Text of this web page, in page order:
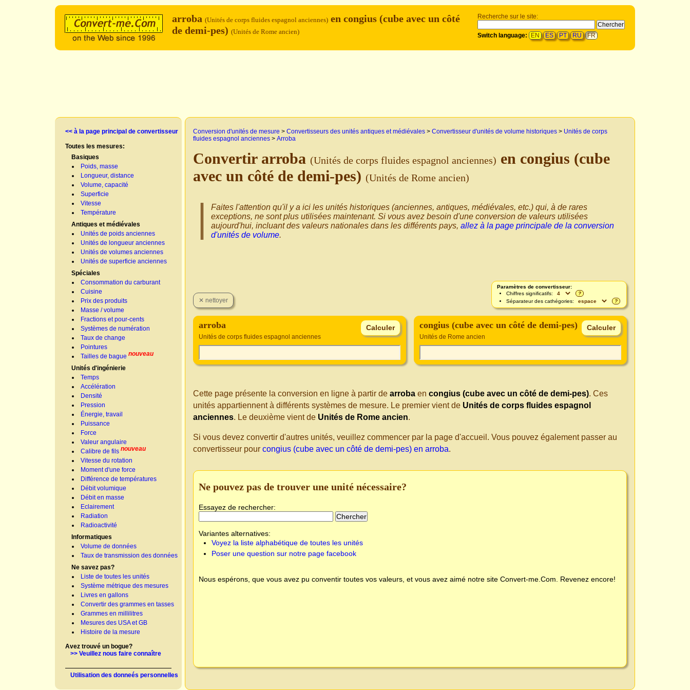
Recherche sur le site:
Switch language: EN ES PT RU FR
arroba (Unités de corps fluides espagnol anciennes) en congius (cube avec un côté
de demi-pes) (Unités de Rome ancien)
<< à la page principal de convertisseur
Toutes les mesures:
Basiques
Poids, masse
Longueur, distance
Volume, capacité
Superficie
Vitesse
Température
Antiques et médiévales
Unités de poids anciennes
Unités de longueur anciennes
Unités de volumes anciennes
Unités de superficie anciennes
Spéciales
Consommation du carburant
Cuisine
Prix des produits
Masse / volume
Fractions et pour-cents
Systèmes de numération
Taux de change
Pointures
Tailles de bague nouveau
Unités d'ingénierie
Temps
Accélération
Densité
Pression
Énergie, travail
Puissance
Force
Valeur angulaire
Calibre de fils nouveau
Vitesse du rotation
Moment d'une force
Différence de températures
Débit volumique
Débit en masse
Eclairement
Radiation
Radioactivité
Informatiques
Volume de données
Taux de transmission des données
Ne savez pas?
Liste de toutes les unités
Système métrique des mesures
Livres en gallons
Convertir des grammes en tasses
Grammes en millilitres
Mesures des USA et GB
Histoire de la mesure
Avez trouvé un bogue?
>> Veuillez nous faire connaître
Utilisation des donneés personnelles
Conversion d'unités de mesure > Convertisseurs des unités antiques et médiévales > Convertisseur d'unités de volume historiques > Unités de corps
fluides espagnol anciennes > Arroba
Convertir arroba (Unités de corps fluides espagnol anciennes) en congius (cube
avec un côté de demi-pes) (Unités de Rome ancien)
Faites l'attention qu'il y a ici les unités historiques (anciennes, antiques, médiévales, etc.) qui, à de rares
exceptions, ne sont plus utilisées maintenant. Si vous avez besoin d'une conversion de valeurs utilisées
aujourd'hui, incluant des valeurs nationales dans les différents pays, allez à la page principale de la conversion
d'unités de volume.
Paramètres de convertisseur:
Chiffres significatifs:
?
Séparateur des cathégories:
?
arroba
Unités de corps fluides espagnol anciennes
congius (cube avec un côté de demi-pes)
Unités de Rome ancien
Cette page présente la conversion en ligne à partir de arroba en congius (cube avec un côté de demi-pes). Ces
unités appartiennent à différents systèmes de mesure. Le premier vient de Unités de corps fluides espagnol
anciennes. Le deuxième vient de Unités de Rome ancien.
Si vous devez convertir d'autres unités, veuillez commencer par la page d'accueil. Vous pouvez également passer au
convertisseur pour congius (cube avec un côté de demi-pes) en arroba.
Ne pouvez pas de trouver une unité nécessaire?
Essayez de rechercher:
Variantes alternatives:
Voyez la liste alphabétique de toutes les unités
Poser une question sur notre page facebook
Nous espérons, que vous avez pu conventir toutes vos valeurs, et vous avez aimé notre site Convert-me.Com . Revenez encore!